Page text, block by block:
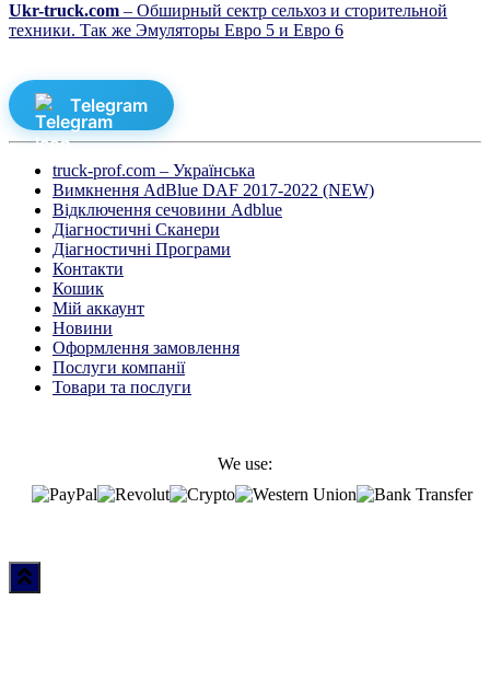
Ukr-truck.com – Обширный сектр сельхоз и сторительной
техники. Так же Эмуляторы Евро 5 и Евро 6
Telegram
truck-prof.com – Українська
Вимкнення AdBlue DAF 2017-2022 (NEW)
Відключення сечовини Adblue
Діагностичні Cканери
Діагностичні Програми
Контакти
Кошик
Мій аккаунт
Новини
Оформлення замовлення
Послуги компанії
Товари та послуги
We use: